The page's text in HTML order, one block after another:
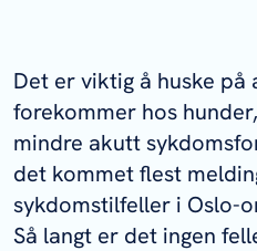
Det er viktig å huske på
forekommer hos
mindre akutt
det kommet flest
sykdomstilfeller i Oslo-
Så langt er det ingen